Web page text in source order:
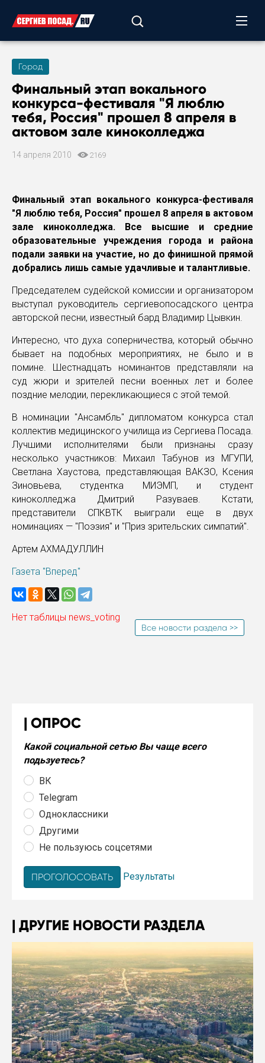
Город
Финальный этап вокального
конкурса-фестиваля "Я люблю
тебя, Россия" прошел 8 апреля в
актовом зале киноколледжа
14 апреля 2010 2169
Финальный этап вокального конкурса-фестиваля
"Я люблю тебя, Россия" прошел 8 апреля в актовом
зале киноколледжа. Все высшие и средние
образовательные учреждения города и района
подали заявки на участие, но до финишной прямой
добрались лишь самые удачливые и талантливые.
Председателем судейской комиссии и организатором
выступал руководитель сергиевопосадского центра
авторской песни, известный бард Владимир Цывкин.
Интересно, что духа соперничества, который обычно
бывает на подобных мероприятиях, не было и в
помине. Шестнадцать номинантов представляли на
суд жюри и зрителей песни военных лет и более
поздние мелодии, перекликающиеся с этой темой.
В номинации "Ансамбль" дипломатом конкурса стал
коллектив медицинского училища из Сергиева Посада.
Лучшими исполнителями были признаны сразу
несколько участников: Михаил Табунов из МГУПИ,
Светлана Хаустова, представляющая ВАКЗО, Ксения
Зиновьева, студентка МИЭМП, и студент
киноколледжа Дмитрий Разуваев. Кстати,
представители СПКВТК выиграли еще в двух
номинациях — "Поэзия" и "Приз зрительских симпатий".
Артем АХМАДУЛЛИН
Газета "Вперед"
Нет таблицы news_voting
Все новости раздела >>
ОПРОС
Какой социальной сетью Вы чаще всего
подьзуетесь?
ВК
Telegram
Одноклассники
Другими
Не пользуюсь соцсетями
Результаты
ДРУГИЕ НОВОСТИ РАЗДЕЛА